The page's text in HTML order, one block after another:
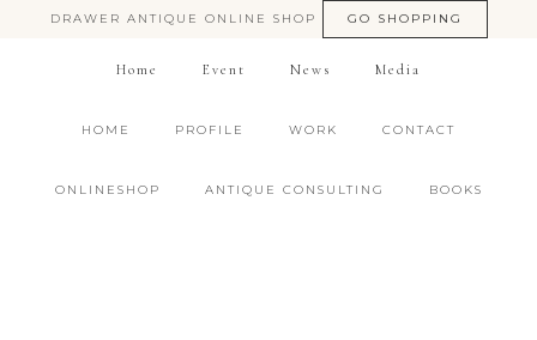
DRAWER ANTIQUE ONLINE SHOP GO SHOPPING
Home Event News Media
HOME PROFILE WORK CONTACT
ONLINESHOP ANTIQUE CONSULTING BOOKS